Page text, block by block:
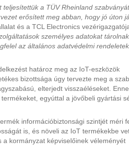
a TÜV Rheinland
erősített meg abban, hogy jó úton
és a TCL Electronics
személyes adatokat
az általános adatvédelmi
határoz meg az IoT-eszközök
bizottsága úgy tervezte meg a
elterjedt visszaéléseket.
egyúttal a jövőbeli gyártási
információbiztonsági szintjét méri
is, és növeli az IoT termékekbe
kormányzat képviselőinek véleményét